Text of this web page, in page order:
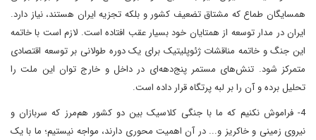
همسایگان طماع که مشتاق تضعیف کشور و بلکه تجزیه ایران هستند، نیاز دارد.
ایران در مدار توسعه از همتایان خود بسیار عقب افتاده است. لازم است با خاتمه
این جنگ و خاتمه مناقشات ژئوپلیتیک برای یک دوره طولانی بر توسعه اقتصادی
متمرکز شود. تنش‌های مستمر پنج‌دهه‌ای در داخل و خارج توان این ملت را
تحلیل برده و آن را بر لبه پرتگاه قرار داده است.
‌4- فراموش نکنیم که ما با جنگی کلاسیک بین دو کشور هم‌مرز که سربازان و
نیروی زمینی و خاکریز و... در آن اهمیت محوری دارند، مواجه نیستیم؛ ما با یک